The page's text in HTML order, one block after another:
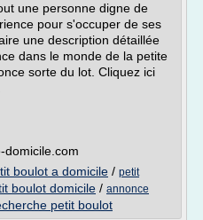
une personne digne de
pour s'occuper de ses
une description détaillée
dans le monde de la petite
sorte du lot. Cliquez ici
domicile.com
boulot a domicile / petit
boulot domicile / annonce
petit boulot